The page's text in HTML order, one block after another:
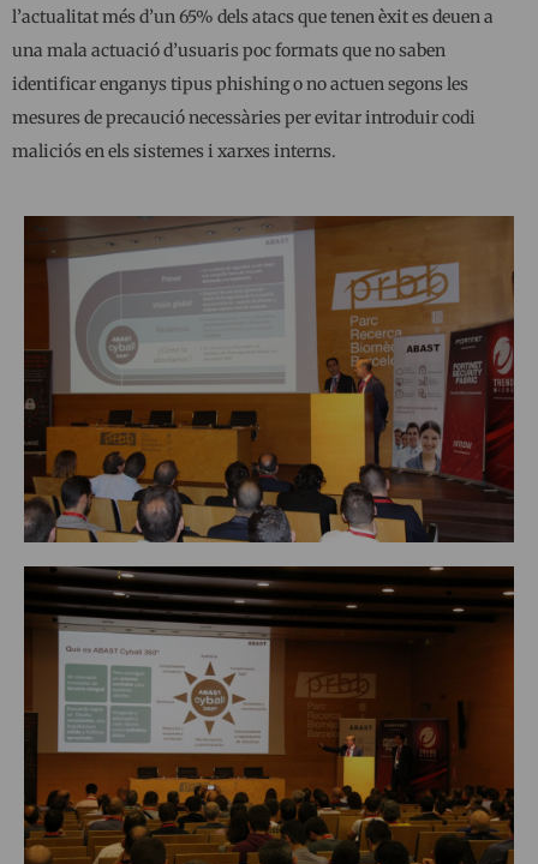
l’actualitat més d’un 65% dels atacs que tenen èxit es deuen a
una mala actuació d’usuaris poc formats que no saben
identificar enganys tipus phishing o no actuen segons les
mesures de precaució necessàries per evitar introduir codi
maliciós en els sistemes i xarxes interns.